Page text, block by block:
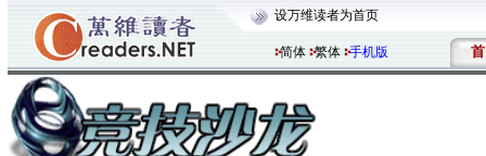
设万维读者为首页
简体 繁体 手机版 首